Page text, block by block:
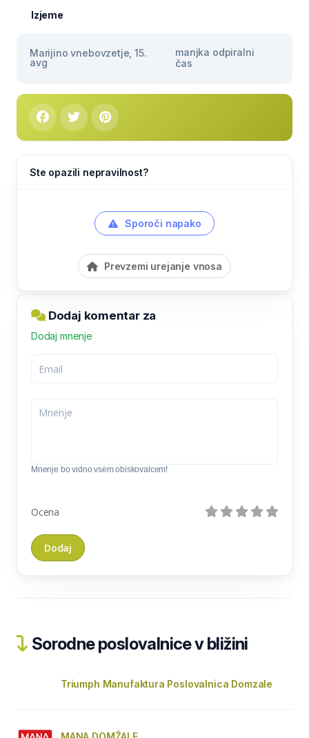
Izjeme
Marijino vnebovzetje, 15.
avg
manjka odpiralni
čas
Ste opazili nepravilnost?
Sporoči napako
Prevzemi urejanje vnosa
Dodaj komentar za
Dodaj mnenje
Mnenje bo vidno vsem obiskovalcem!
Ocena
Sorodne poslovalnice v bližini
Triumph Manufaktura Poslovalnica Domzale